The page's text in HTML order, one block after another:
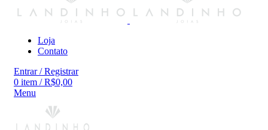
Loja
Contato
Entrar / Registrar
0 item / R$0,00
Menu